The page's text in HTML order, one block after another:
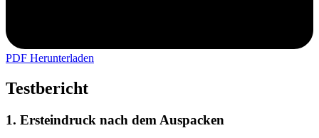
PDF Herunterladen
Testbericht
1. Ersteindruck nach dem Auspacken